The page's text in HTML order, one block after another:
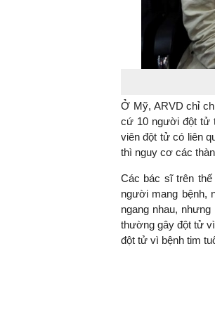
Ở Mỹ, ARVD chỉ
cứ 10 người đột tử
viên đột tử có liên
thì nguy cơ các
Các bác sĩ trên
người mang bệnh,
ngang nhau,
thường gây đột tử
đột tử vì bệnh tim